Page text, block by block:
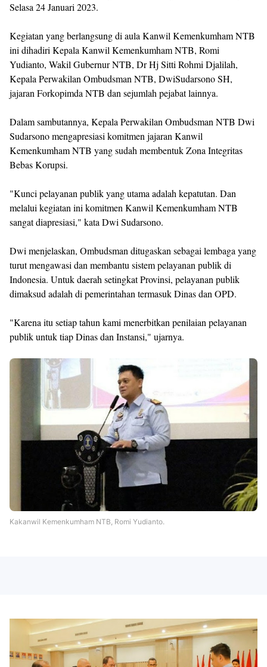
Selasa 24 Januari 2023.
Kegiatan yang berlangsung di aula Kanwil Kemenkumham NTB
ini dihadiri Kepala Kanwil Kemenkumham NTB, Romi
Yudianto, Wakil Gubernur NTB, Dr Hj Sitti Rohmi Djalilah,
Kepala Perwakilan Ombudsman NTB, DwiSudarsono SH,
jajaran Forkopimda NTB dan sejumlah pejabat lainnya.
Dalam sambutannya, Kepala Perwakilan Ombudsman NTB Dwi
Sudarsono mengapresiasi komitmen jajaran Kanwil
Kemenkumham NTB yang sudah membentuk Zona Integritas
Bebas Korupsi.
"Kunci pelayanan publik yang utama adalah kepatutan. Dan
melalui kegiatan ini komitmen Kanwil Kemenkumham NTB
sangat diapresiasi," kata Dwi Sudarsono.
Dwi menjelaskan, Ombudsman ditugaskan sebagai lembaga yang
turut mengawasi dan membantu sistem pelayanan publik di
Indonesia. Untuk daerah setingkat Provinsi, pelayanan publik
dimaksud adalah di pemerintahan termasuk Dinas dan OPD.
"Karena itu setiap tahun kami menerbitkan penilaian pelayanan
publik untuk tiap Dinas dan Instansi," ujarnya.
Kakanwil Kemenkumham NTB, Romi Yudianto.